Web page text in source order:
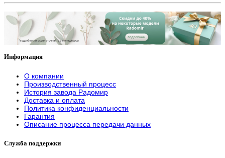
Информация
О компании
Производственный процесс
История завода Радомир
Доставка и оплата
Политика конфиденциальности
Гарантия
Описание процесса передачи данных
Служба поддержки